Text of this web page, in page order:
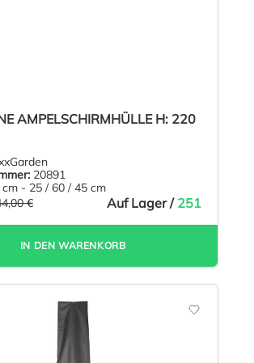
AMPELSCHIRMHÜLLE H: 220
20891
cm - 25 / 60 / 45 cm
€(50% GESPART)Auf Lager / 251
IN DEN WARENKORB